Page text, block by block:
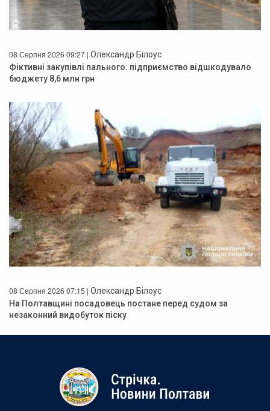
08 Серпня 2026 09:27 | Олександр Білоус
Фіктивні закупівлі пального: підприємство відшкодувало
бюджету 8,6 млн грн
08 Серпня 2026 07:15 | Олександр Білоус
На Полтавщині посадовець постане перед судом за
незаконний видобуток піску